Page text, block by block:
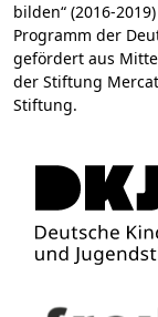
bilden“ (2016-
Programm der
gefördert aus
der Stiftung
Stiftung.